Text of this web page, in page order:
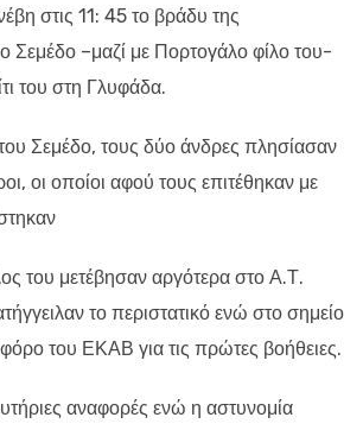
στις 11: 45 το βράδυ της
Σεμέδο –μαζί με Πορτογάλο φίλο του-
του στη Γλυφάδα.
Σεμέδο, τους δύο άνδρες πλησίασαν
οι οποίοι αφού τους επιτέθηκαν με
του μετέβησαν αργότερα στο Α.Τ.
το περιστατικό ενώ στο σημείο
του ΕΚΑΒ για τις πρώτες βοήθειες.
αναφορές ενώ η αστυνομία